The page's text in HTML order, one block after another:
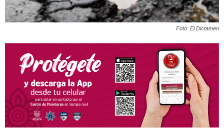
Foto: El Dictamen